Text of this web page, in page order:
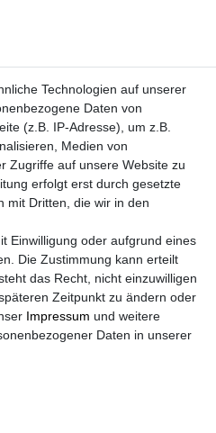
Technologien auf unserer
Daten von
(z.B. IP-Adresse), um z.B.
Medien von
Zugriffe auf unsere Website zu
erfolgt erst durch gesetzte
mit Dritten, die wir in den
Einwilligung oder aufgrund eines
Die Zustimmung kann erteilt
das Recht, nicht einzuwilligen
Zeitpunkt zu ändern oder
Impressum und weitere
Daten in unserer